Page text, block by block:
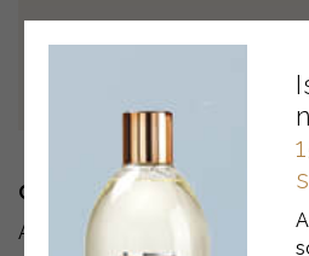
COME SI USA
Applicare due volte al giorno a